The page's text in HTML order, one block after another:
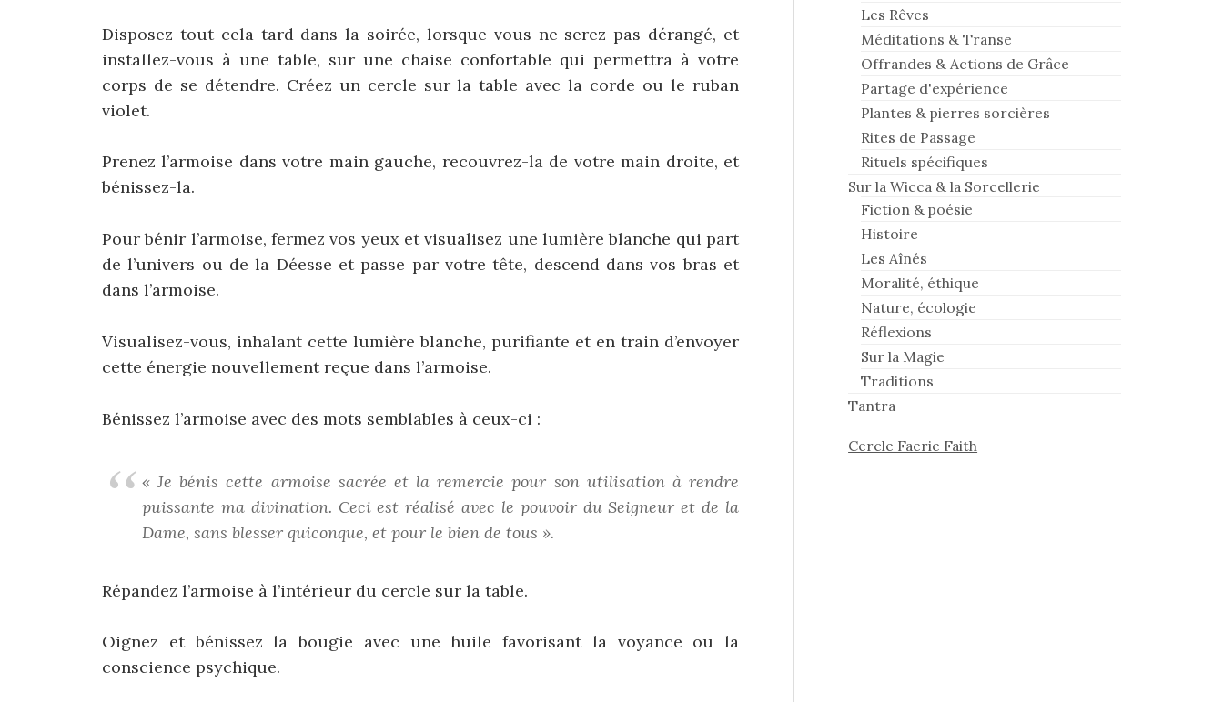
Disposez tout cela tard dans la soirée, lorsque vous ne serez pas dérangé, et
installez-vous à une table, sur une chaise confortable qui permettra à votre
corps de se détendre. Créez un cercle sur la table avec la corde ou le ruban
violet.
Prenez l’armoise dans votre main gauche, recouvrez-la de votre main droite, et
bénissez-la.
Pour bénir l’armoise, fermez vos yeux et visualisez une lumière blanche qui part
de l’univers ou de la Déesse et passe par votre tête, descend dans vos bras et
dans l’armoise.
Visualisez-vous, inhalant cette lumière blanche, purifiante et en train d’envoyer
cette énergie nouvellement reçue dans l’armoise.
Bénissez l’armoise avec des mots semblables à ceux-ci :
« Je bénis cette armoise sacrée et la remercie pour son utilisation à rendre
puissante ma divination. Ceci est réalisé avec le pouvoir du Seigneur et de la
Dame, sans blesser quiconque, et pour le bien de tous ».
Répandez l’armoise à l’intérieur du cercle sur la table.
Oignez et bénissez la bougie avec une huile favorisant la voyance ou la
conscience psychique.
Les Rêves
Méditations & Transe
Offrandes & Actions de Grâce
Partage d'expérience
Plantes & pierres sorcières
Rites de Passage
Rituels spécifiques
Sur la Wicca & la Sorcellerie
Fiction & poésie
Histoire
Les Aînés
Moralité, éthique
Nature, écologie
Réflexions
Sur la Magie
Traditions
Tantra
Cercle Faerie Faith